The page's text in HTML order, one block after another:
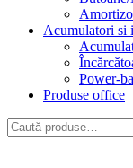
Acumulatori si
Power-
Produse office
Caută
după: